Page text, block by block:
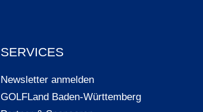
SERVICES
Newsletter anmelden
GOLFLand Baden-Württemberg